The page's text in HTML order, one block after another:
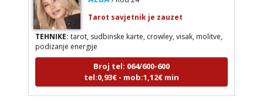
Tarot savjetnik je zauzet
TEHNIKE:tarot, sudbinske karte, crowley, visak, molitve,
podizanje energije
Broj tel: 064/600-600
tel:0,93€ - mob:1,12€ min